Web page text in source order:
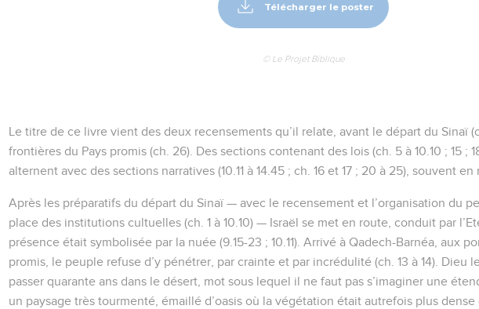
Télécharger le poster
© Le Projet Biblique
Le titre de ce livre vient des deux recensements qu’il relate, avant le départ du Sinaï
frontières du Pays promis (ch. 26). Des sections contenant des lois (ch. 5 à 10.10 ; 15 ;
alternent avec des sections narratives (10.11 à 14.45 ; ch. 16 et 17 ; 20 à 25), souvent
Après les préparatifs du départ du Sinaï — avec le recensement et l’organisation du
place des institutions cultuelles (ch. 1 à 10.10) — Israël se met en route, conduit par
présence était symbolisée par la nuée (9.15-23 ; 10.11). Arrivé à Qadech-Barnéa, aux
promis, le peuple refuse d’y pénétrer, par crainte et par incrédulité (ch. 13 à 14). Dieu
passer quarante ans dans le désert, mot sous lequel il ne faut pas s’imaginer une
un paysage très tourmenté, émaillé d’oasis où la végétation était autrefois plus dense